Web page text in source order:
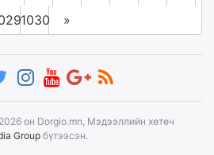
1030 »
он Dorgio.mn, Мэдээллийн хөтөч
Group бүтээсэн.